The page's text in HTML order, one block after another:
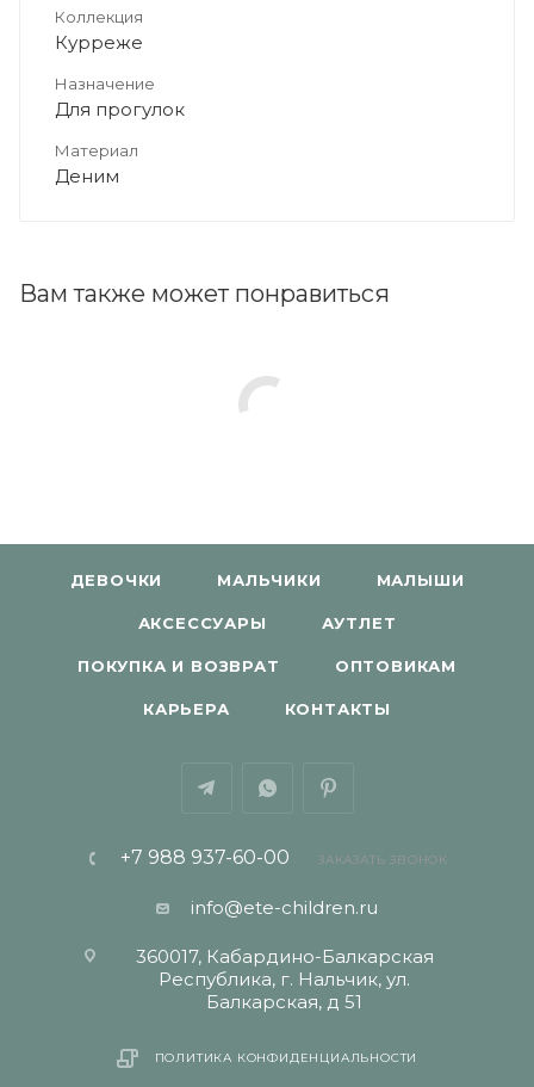
Коллекция
Курреже
Назначение
Для прогулок
Материал
Деним
Вам также может понравиться
ДЕВОЧКИ МАЛЬЧИКИ МАЛЫШИ
АКСЕССУАРЫ АУТЛЕТ
ПОКУПКА И ВОЗВРАТ ОПТОВИКАМ
КАРЬЕРА КОНТАКТЫ
+7 988 937-60-00 ЗАКАЗАТЬ ЗВОНОК
info@ete-children.ru
360017, Кабардино-Балкарская
Республика, г. Нальчик, ул.
Балкарская, д 51
ПОЛИТИКА КОНФИДЕНЦИАЛЬНОСТИ